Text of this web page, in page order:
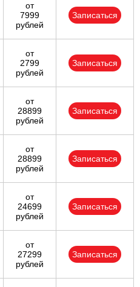
от
7999
рублей
Записаться
от
2799
рублей
Записаться
от
28899
рублей
Записаться
от
28899
рублей
Записаться
от
24699
рублей
Записаться
от
27299
рублей
Записаться